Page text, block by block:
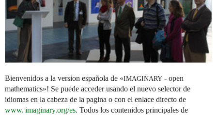
Bienvenidos a la version española de «IMAGINARY - open
mathematics»! Se puede acceder usando el nuevo selector de
idiomas en la cabeza de la pagina o con el enlace directo de
www. imaginary.org/es. Todos los contenidos principales de